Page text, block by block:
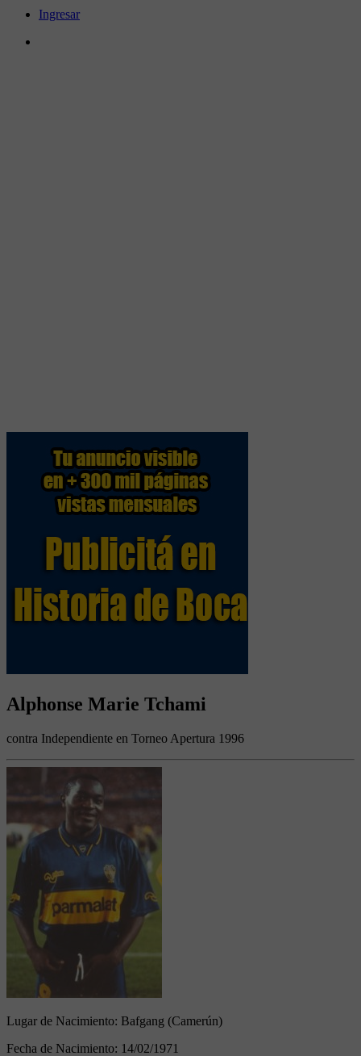
Ingresar
Alphonse Marie Tchami
contra Independiente en Torneo Apertura 1996
Lugar de Nacimiento: Bafgang (Camerún)
Fecha de Nacimiento: 14/02/1971